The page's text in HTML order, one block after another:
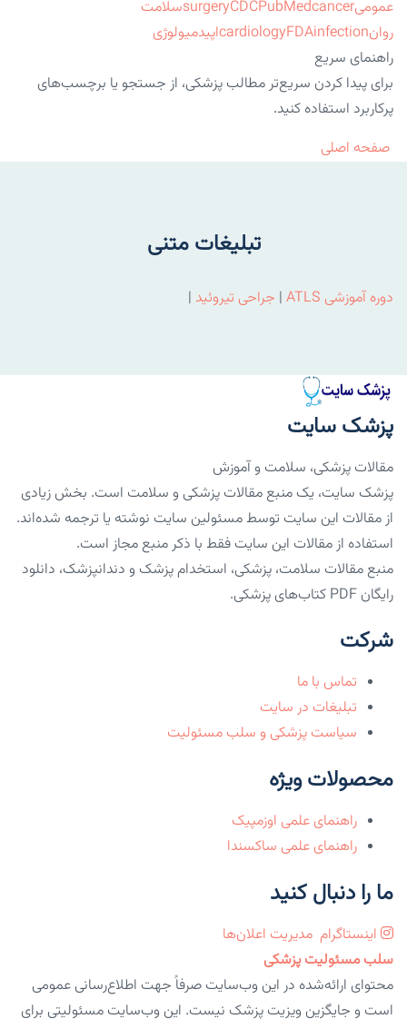
عمومی
surgeryCDCPubMedcancer
سلامت
روان
cardiologyFDAinfection
اپیدمیولوژی
راهنمای سریع
برای پیدا کردن سریع‌تر مطالب پزشکی، از جستجو یا برچسب‌های
پرکاربرد استفاده کنید.
صفحه اصلی
تبلیغات متنی
دوره آموزشی ATLS | جراحی تیروئید |
پزشک سایت
مقالات پزشکی، سلامت و آموزش
پزشک سایت، یک منبع مقالات پزشکی و سلامت است. بخش زیادی
از مقالات این سایت توسط مسئولین سایت نوشته یا ترجمه شده‌اند.
استفاده از مقالات این سایت فقط با ذکر منبع مجاز است.
منبع مقالات سلامت، پزشکی، استخدام پزشک و دندانپزشک، دانلود
رایگان PDF کتاب‌های پزشکی.
شرکت
تماس با ما
تبلیغات در سایت
سیاست پزشکی و سلب مسئولیت
محصولات ویژه
راهنمای علمی اوزمپیک
راهنمای علمی ساکسندا
ما را دنبال کنید
اینستاگرام مدیریت اعلان‌ها
سلب مسئولیت پزشکی
محتوای ارائه‌شده در این وب‌سایت صرفاً جهت اطلاع‌رسانی عمومی
است و جایگزین ویزیت پزشک نیست. این وب‌سایت مسئولیتی برای